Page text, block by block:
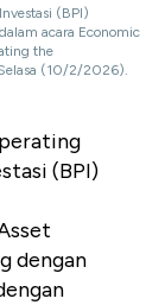
(BPI)
acara Economic
the
(10/2/2026).
(BPI)
dengan